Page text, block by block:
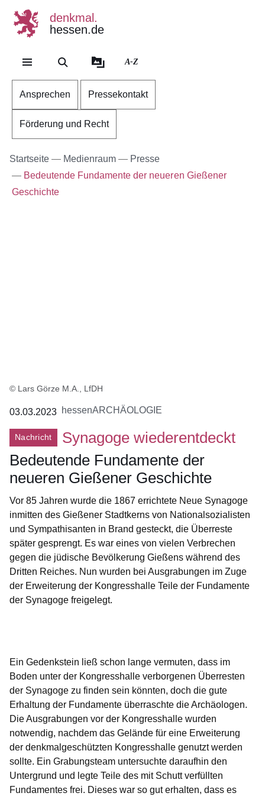
denkmal.
hessen.de
A-Z
Ansprechen Pressekontakt
Förderung und Recht
Startseite Medienraum
Presse
Bedeutende Fundamente der neueren Gießener
Geschichte
© Lars Görze M.A., LfDH
03.03.2023 hessenARCHÄOLOGIE
Nachricht
Synagoge wiederentdeckt
Bedeutende Fundamente der
neueren Gießener Geschichte
Vor 85 Jahren wurde die 1867 errichtete Neue Synagoge
inmitten des Gießener Stadtkerns von Nationalsozialisten
und Sympathisanten in Brand gesteckt, die Überreste
später gesprengt. Es war eines von vielen Verbrechen
gegen die jüdische Bevölkerung Gießens während des
Dritten Reiches. Nun wurden bei Ausgrabungen im Zuge
der Erweiterung der Kongresshalle Teile der Fundamente
der Synagoge freigelegt.
Ein Gedenkstein ließ schon lange vermuten, dass im
Boden unter der Kongresshalle verborgenen Überresten
der Synagoge zu finden sein könnten, doch die gute
Erhaltung der Fundamente überraschte die Archäologen.
Die Ausgrabungen vor der Kongresshalle wurden
notwendig, nachdem das Gelände für eine Erweiterung
der denkmalgeschützten Kongresshalle genutzt werden
sollte. Ein Grabungsteam untersuchte daraufhin den
Untergrund und legte Teile des mit Schutt verfüllten
Fundamentes frei. Dieses war so gut erhalten, dass es